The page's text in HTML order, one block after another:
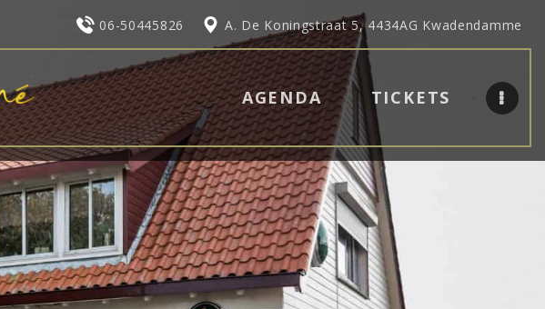
06-50445826 A. De Koningstraat 5, 4434AG Kwadendamme
AGENDA TICKETS